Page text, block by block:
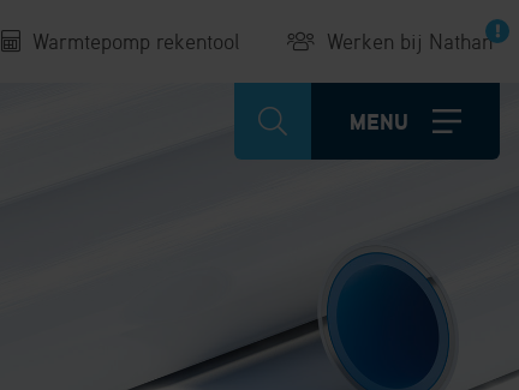
Werken bij Nathan
Warmtepomp rekentool
MENU